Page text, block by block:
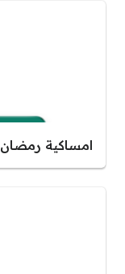
امساكية رمضان 2026 – 1447 عرعر